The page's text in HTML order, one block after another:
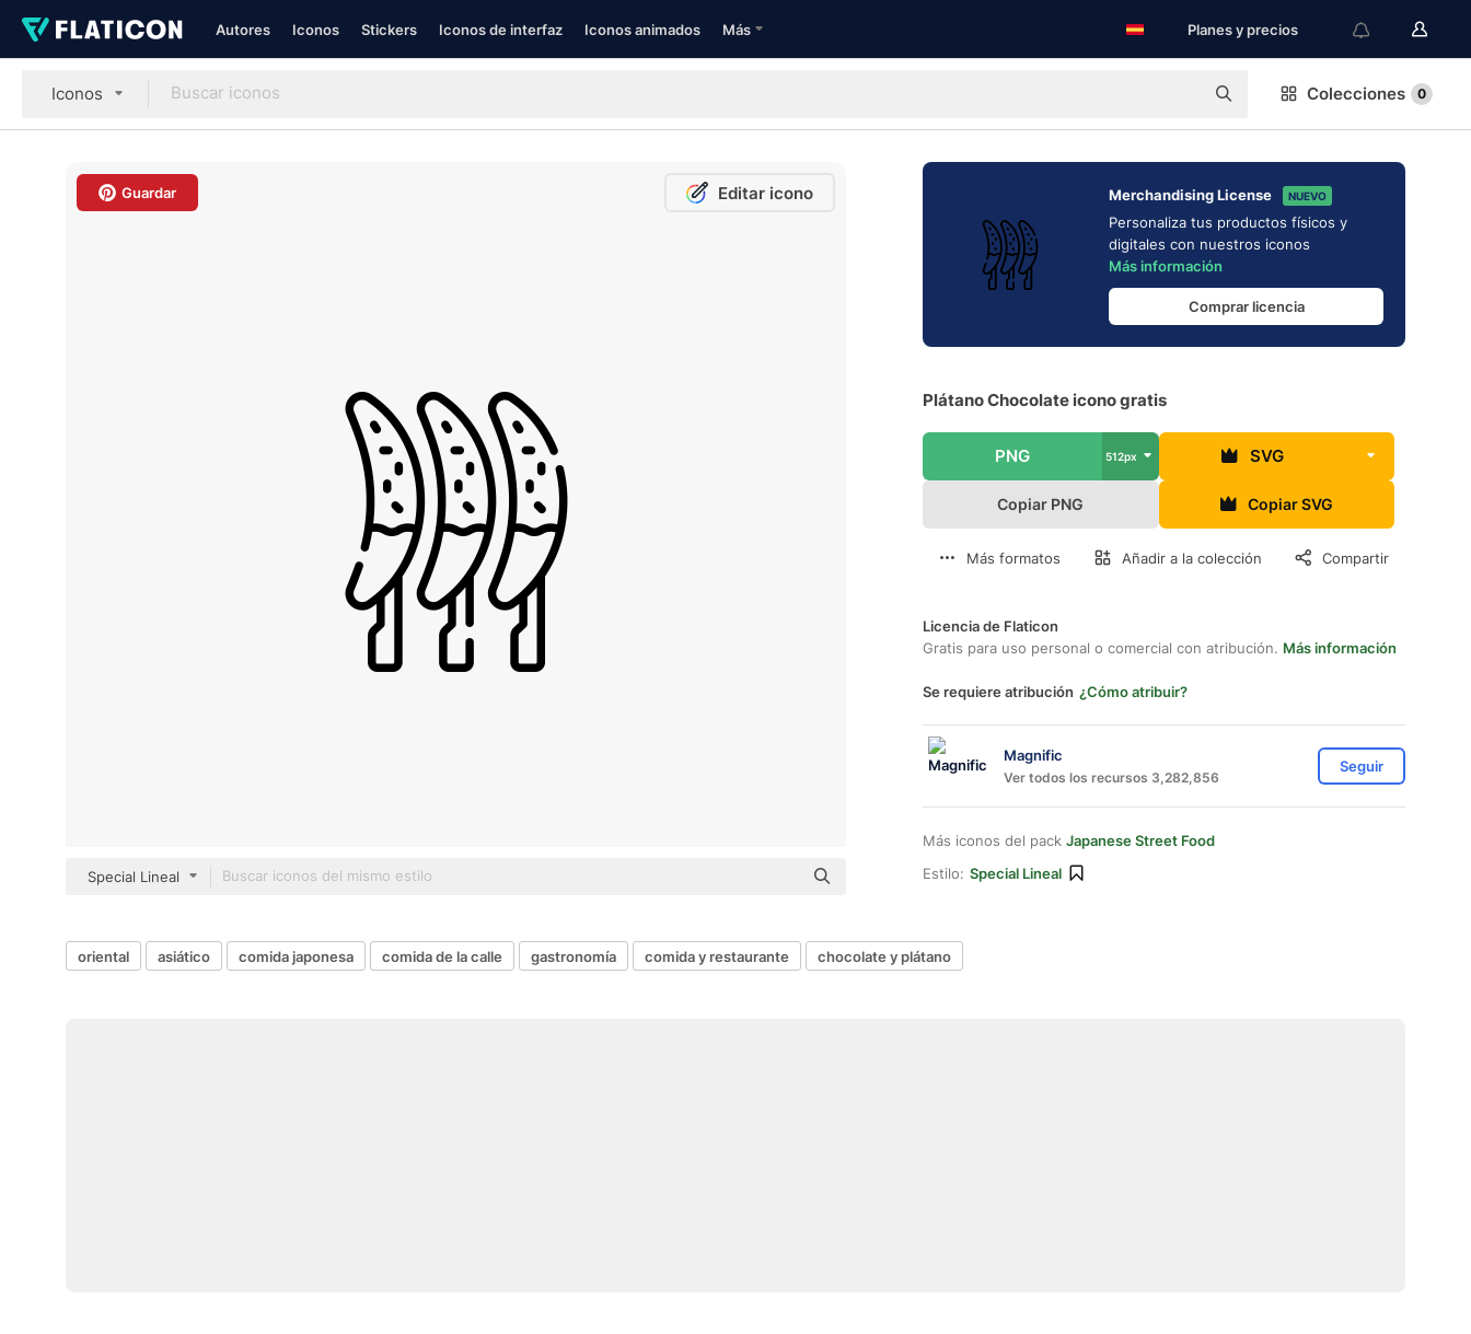
Autores Iconos Stickers Iconos de interfaz Iconos animados Más Planes y precios
Iconos Colecciones 0
Guardar Editar icono
Special Lineal
Merchandising License NUEVO
Personaliza tus productos físicos y
digitales con nuestros iconos
Más información
Comprar licencia
Plátano Chocolate icono gratis
PNG 512px SVG
Copiar PNG Copiar SVG
Más formatos Añadir a la colección Compartir
Licencia de Flaticon
Gratis para uso personal o comercial con atribución. Más información
Se requiere atribución ¿Cómo atribuir?
Magnific
Ver todos los recursos 3,282,856
Seguir
Más iconos del pack Japanese Street Food
Estilo: Special Lineal
oriental asiático comida japonesa comida de la calle gastronomía comida y restaurante chocolate y plátano